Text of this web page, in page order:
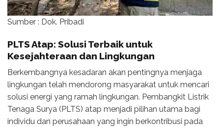
Sumber : Dok. Pribadi
PLTS Atap: Solusi Terbaik untuk
Kesejahteraan dan Lingkungan
Berkembangnya kesadaran akan pentingnya menjaga
lingkungan telah mendorong masyarakat untuk mencari
solusi energi yang ramah lingkungan. Pembangkit Listrik
Tenaga Surya (PLTS) atap menjadi pilihan utama bagi
individu dan perusahaan yang ingin berkontribusi pada